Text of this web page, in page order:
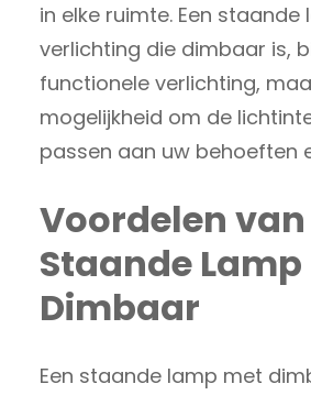
in elke ruimte. Een staande
verlichting die dimbaar is,
functionele verlichting,
mogelijkheid om de
passen aan uw behoeften
Voordelen van
Staande Lamp
Dimbaar
Een staande lamp met